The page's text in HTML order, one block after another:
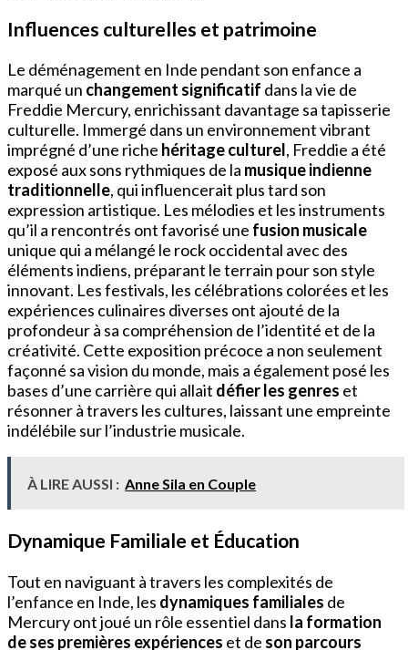
Influences culturelles et patrimoine
Le déménagement en Inde pendant son enfance a
marqué un changement significatif dans la vie de
Freddie Mercury, enrichissant davantage sa tapisserie
culturelle. Immergé dans un environnement vibrant
imprégné d’une riche héritage culturel, Freddie a été
exposé aux sons rythmiques de la musique indienne
traditionnelle, qui influencerait plus tard son
expression artistique. Les mélodies et les instruments
qu’il a rencontrés ont favorisé une fusion musicale
unique qui a mélangé le rock occidental avec des
éléments indiens, préparant le terrain pour son style
innovant. Les festivals, les célébrations colorées et les
expériences culinaires diverses ont ajouté de la
profondeur à sa compréhension de l’identité et de la
créativité. Cette exposition précoce a non seulement
façonné sa vision du monde, mais a également posé les
bases d’une carrière qui allait défier les genres et
résonner à travers les cultures, laissant une empreinte
indélébile sur l’industrie musicale.
À LIRE AUSSI : Anne Sila en Couple
Dynamique Familiale et Éducation
Tout en naviguant à travers les complexités de
l’enfance en Inde, les dynamiques familiales de
Mercury ont joué un rôle essentiel dans la formation
de ses premières expériences et de son parcours